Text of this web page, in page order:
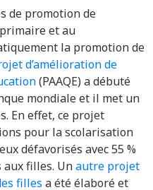
de promotion de
et au
la promotion de
d’amélioration de
(PAAQE) a débuté
mondiale et il met un
En effet, ce projet
pour la scolarisation
défavorisés avec 55 %
aux filles. Unautre projet
filles a été élaboré et